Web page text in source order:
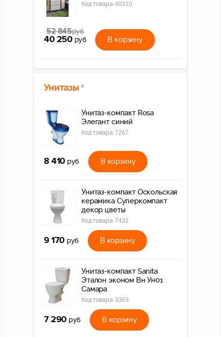
Код товара:40310
52 845руб
40 250 руб В корзину
Унитазы 4
Унитаз-компакт Rosa
Элегант синий
Код товара:7267
8 410 руб В корзину
Унитаз-компакт Оскольская
керамика Суперкомпакт
декор цветы
Код товара:7431
9 170 руб В корзину
Унитаз-компакт Sanita
Эталон эконом Вн Ун01
Самара
Код товара:3363
7 290 руб В корзину